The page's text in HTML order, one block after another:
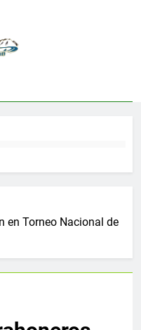
en Torneo Nacional de